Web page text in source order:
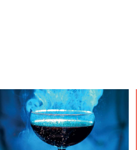
à
mes
favoris